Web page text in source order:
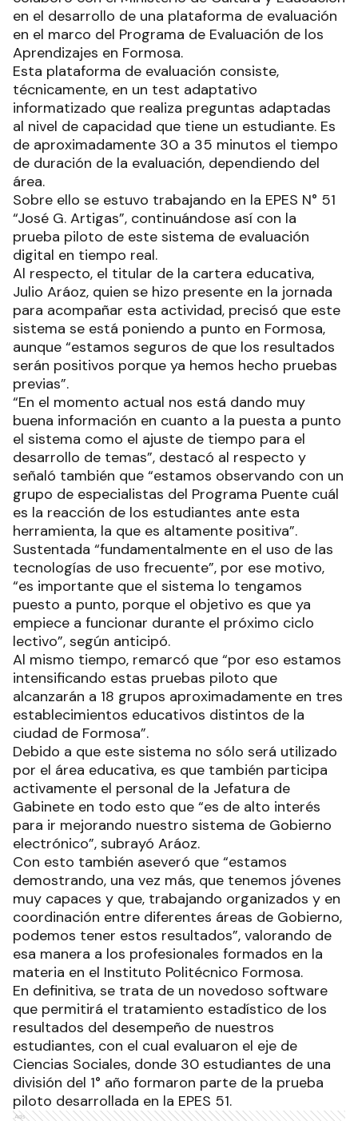
en el desarrollo de una plataforma de evaluación
en el marco del Programa de Evaluación de los
Aprendizajes en Formosa.
Esta plataforma de evaluación consiste,
técnicamente, en un test adaptativo
informatizado que realiza preguntas adaptadas
al nivel de capacidad que tiene un estudiante. Es
de aproximadamente 30 a 35 minutos el tiempo
de duración de la evaluación, dependiendo del
área.
Sobre ello se estuvo trabajando en la EPES N° 51
“José G. Artigas”, continuándose así con la
prueba piloto de este sistema de evaluación
digital en tiempo real.
Al respecto, el titular de la cartera educativa,
Julio Aráoz, quien se hizo presente en la jornada
para acompañar esta actividad, precisó que este
sistema se está poniendo a punto en Formosa,
aunque “estamos seguros de que los resultados
serán positivos porque ya hemos hecho pruebas
previas”.
“En el momento actual nos está dando muy
buena información en cuanto a la puesta a punto
el sistema como el ajuste de tiempo para el
desarrollo de temas”, destacó al respecto y
señaló también que “estamos observando con un
grupo de especialistas del Programa Puente cuál
es la reacción de los estudiantes ante esta
herramienta, la que es altamente positiva”.
Sustentada “fundamentalmente en el uso de las
tecnologías de uso frecuente”, por ese motivo,
“es importante que el sistema lo tengamos
puesto a punto, porque el objetivo es que ya
empiece a funcionar durante el próximo ciclo
lectivo”, según anticipó.
Al mismo tiempo, remarcó que “por eso estamos
intensificando estas pruebas piloto que
alcanzarán a 18 grupos aproximadamente en tres
establecimientos educativos distintos de la
ciudad de Formosa”.
Debido a que este sistema no sólo será utilizado
por el área educativa, es que también participa
activamente el personal de la Jefatura de
Gabinete en todo esto que “es de alto interés
para ir mejorando nuestro sistema de Gobierno
electrónico”, subrayó Aráoz.
Con esto también aseveró que “estamos
demostrando, una vez más, que tenemos jóvenes
muy capaces y que, trabajando organizados y en
coordinación entre diferentes áreas de Gobierno,
podemos tener estos resultados”, valorando de
esa manera a los profesionales formados en la
materia en el Instituto Politécnico Formosa.
En definitiva, se trata de un novedoso software
que permitirá el tratamiento estadístico de los
resultados del desempeño de nuestros
estudiantes, con el cual evaluaron el eje de
Ciencias Sociales, donde 30 estudiantes de una
división del 1° año formaron parte de la prueba
piloto desarrollada en la EPES 51.
Ads